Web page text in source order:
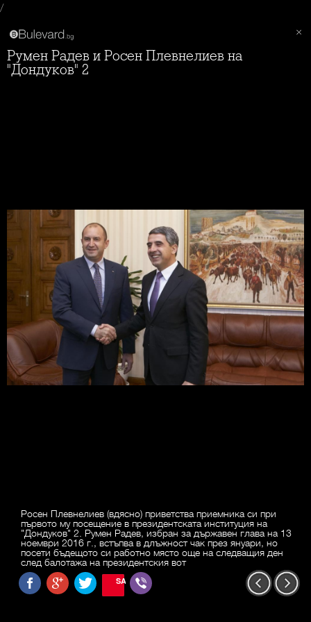
/
Румен Радев и Росен Плевнелиев на
"Дондуков" 2
Росен Плевнелиев (вдясно) приветства приемника си при
първото му посещение в президентската институция на
"Дондуков" 2. Румен Радев, избран за държавен глава на 13
ноември 2016 г., встъпва в длъжност чак през януари, но
посети бъдещото си работно място още на следващия ден
след балотажа на президентския вот
SAVE